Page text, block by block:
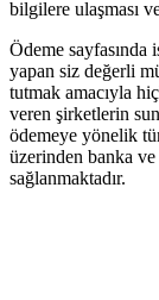
bilgilere ulaşması
Ödeme sayfasında
yapan siz değerli
tutmak amacıyla
veren şirketlerin
ödemeye yönelik
üzerinden banka ve
sağlanmaktadır.